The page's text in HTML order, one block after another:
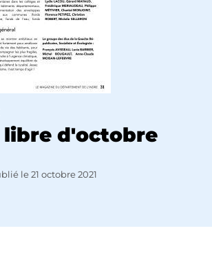
libre d'octobre
le21 octobre 2021